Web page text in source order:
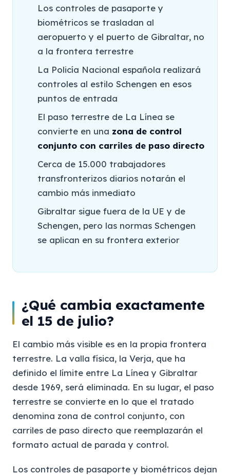
Los controles de pasaporte y
biométricos se trasladan al
aeropuerto y el puerto de Gibraltar, no
a la frontera terrestre
La Policía Nacional española realizará
controles al estilo Schengen en esos
puntos de entrada
El paso terrestre de La Línea se
convierte en una zona de control
conjunto con carriles de paso directo
Cerca de 15.000 trabajadores
transfronterizos diarios notarán el
cambio más inmediato
Gibraltar sigue fuera de la UE y de
Schengen, pero las normas Schengen
se aplican en su frontera exterior
¿Qué cambia exactamente
el 15 de julio?
El cambio más visible es en la propia frontera
terrestre. La valla física, la Verja, que ha
definido el límite entre La Línea y Gibraltar
desde 1969, será eliminada. En su lugar, el paso
terrestre se convierte en lo que el tratado
denomina zona de control conjunto, con
carriles de paso directo que reemplazarán el
formato actual de parada y control.
Los controles de pasaporte y biométricos dejan